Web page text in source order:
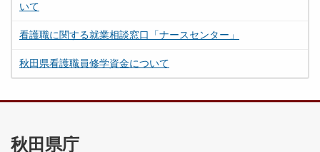
いて
看護職に関する就業相談窓口「ナースセンター」
秋田県看護職員修学資金について
秋田県庁